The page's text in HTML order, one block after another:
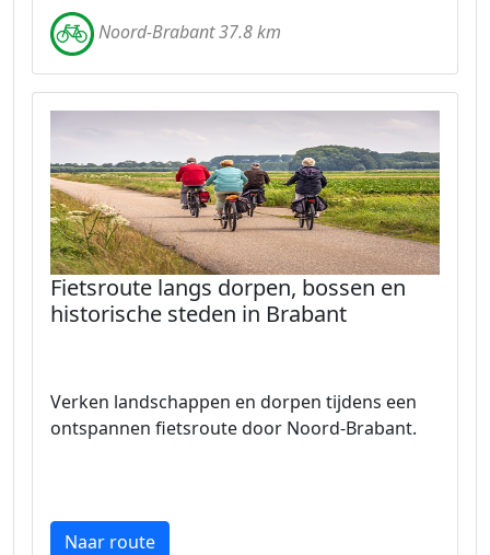
Noord-Brabant 37.8 km
Fietsroute langs dorpen, bossen en
historische steden in Brabant
Verken landschappen en dorpen tijdens een
ontspannen fietsroute door Noord-Brabant.
Naar route